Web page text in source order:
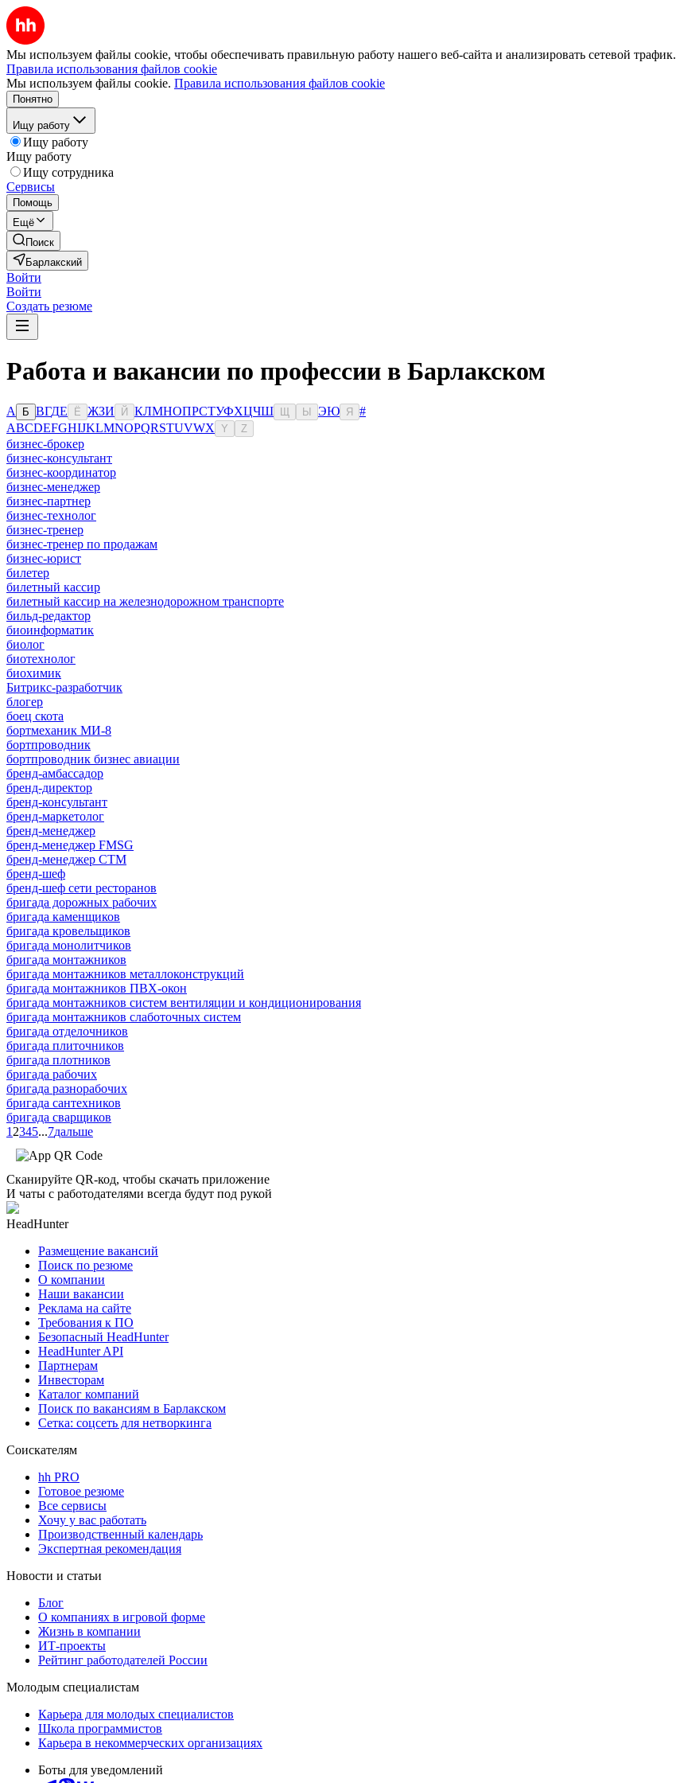
Мы используем файлы cookie, чтобы обеспечивать правильную работу нашего веб-сайта и анализировать сетевой трафик.
Правила использования файлов cookie
Мы используем файлы cookie. Правила использования файлов cookie
Понятно
Ищу работу
Ищу работу
Ищу работу
Ищу сотрудника
Сервисы
Помощь
Ещё
Поиск
Барлакский
Войти
Войти
Создать резюме
Работа и вакансии по профессии в Барлакском
А Б ВГДЕ Ё ЖЗИ Й КЛМНОПРСТУФХЦЧШ Ы ЭЮ Я
#
ABCDEFGHIJKLMNOPQRSTUVWX Y Z
бизнес-брокер
бизнес-консультант
бизнес-координатор
бизнес-менеджер
бизнес-партнер
бизнес-технолог
бизнес-тренер
бизнес-тренер по продажам
бизнес-юрист
билетер
билетный кассир
билетный кассир на железнодорожном транспорте
бильд-редактор
биоинформатик
биолог
биотехнолог
биохимик
Битрикс-разработчик
блогер
боец скота
бортмеханик МИ-8
бортпроводник
бортпроводник бизнес авиации
бренд-амбассадор
бренд-директор
бренд-консультант
бренд-маркетолог
бренд-менеджер
бренд-менеджер FMSG
бренд-менеджер СТМ
бренд-шеф
бренд-шеф сети ресторанов
бригада дорожных рабочих
бригада каменщиков
бригада кровельщиков
бригада монолитчиков
бригада монтажников
бригада монтажников металлоконструкций
бригада монтажников ПВХ-окон
бригада монтажников систем вентиляции и кондиционирования
бригада монтажников слаботочных систем
бригада отделочников
бригада плиточников
бригада плотников
бригада рабочих
бригада разнорабочих
бригада сантехников
бригада сварщиков
1 2345...7дальше
Сканируйте QR-код, чтобы скачать приложение
И чаты с работодателями всегда будут под рукой
HeadHunter
Размещение вакансий
Поиск по резюме
О компании
Наши вакансии
Реклама на сайте
Требования к ПО
Безопасный HeadHunter
HeadHunter API
Партнерам
Инвесторам
Каталог компаний
Поиск по вакансиям в Барлакском
Сетка: соцсеть для нетворкинга
Соискателям
hh PRO
Готовое резюме
Все сервисы
Хочу у вас работать
Производственный календарь
Экспертная рекомендация
Новости и статьи
Блог
О компаниях в игровой форме
Жизнь в компании
ИТ-проекты
Рейтинг работодателей России
Молодым специалистам
Карьера для молодых специалистов
Школа программистов
Карьера в некоммерческих организациях
Боты для уведомлений